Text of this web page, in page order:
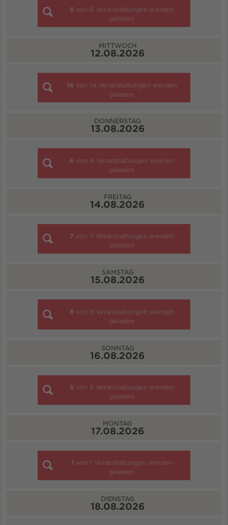
6 von 6 Veranstaltungen werden
geladen
MITTWOCH
12.08.2026
14 von 14 Veranstaltungen werden
geladen
DONNERSTAG
13.08.2026
4 von 4 Veranstaltungen werden
geladen
FREITAG
14.08.2026
7 von 7 Veranstaltungen werden
geladen
SAMSTAG
15.08.2026
6 von 6 Veranstaltungen werden
geladen
SONNTAG
16.08.2026
5 von 5 Veranstaltungen werden
geladen
MONTAG
17.08.2026
1 von 1 Veranstaltungen werden
geladen
DIENSTAG
18.08.2026